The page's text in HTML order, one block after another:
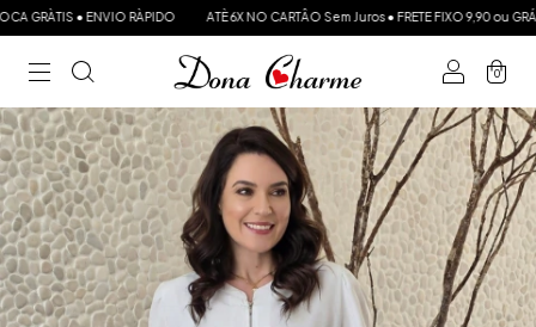
● ENVIO RÀPIDO ATÈ 6X NO CARTÂO Sem Juros ● FRETE FIXO 9,90 ou GRÁTIS a
0